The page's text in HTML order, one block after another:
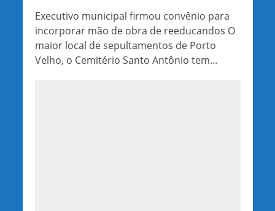
Executivo municipal firmou convênio para
incorporar mão de obra de reeducandos O
maior local de sepultamentos de Porto
Velho, o Cemitério Santo Antônio tem...